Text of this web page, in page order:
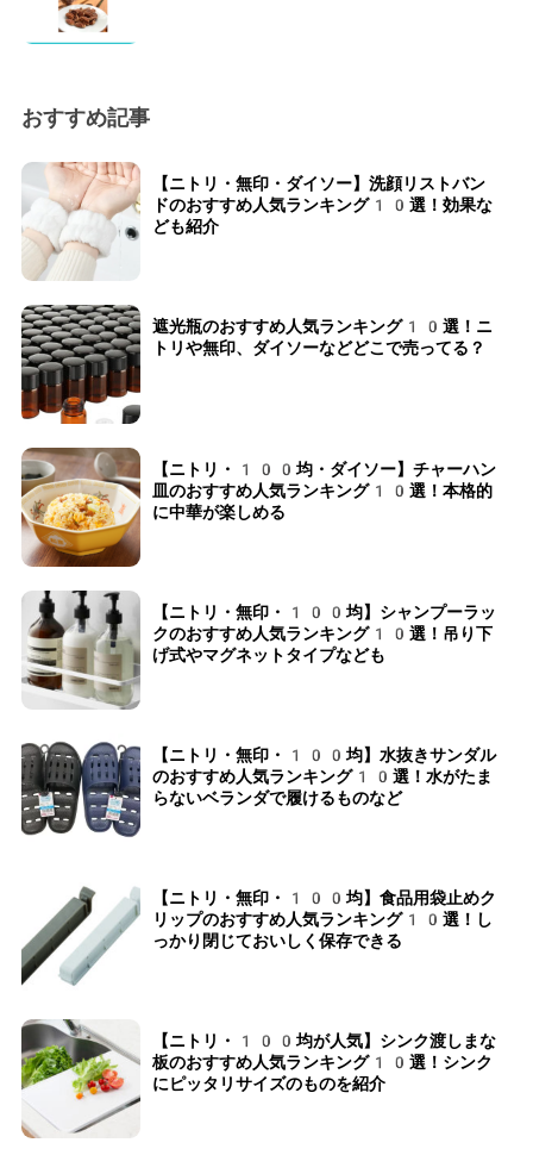
おすすめ記事
【ニトリ・無印・ダイソー】洗顔リストバン
ドのおすすめ人気ランキング10選！効果な
ども紹介
遮光瓶のおすすめ人気ランキング10選！ニ
トリや無印、ダイソーなどどこで売ってる？
【ニトリ・100均・ダイソー】チャーハン
皿のおすすめ人気ランキング10選！本格的
に中華が楽しめる
【ニトリ・無印・100均】シャンプーラッ
クのおすすめ人気ランキング10選！吊り下
げ式やマグネットタイプなども
【ニトリ・無印・100均】水抜きサンダル
のおすすめ人気ランキング10選！水がたま
らないベランダで履けるものなど
【ニトリ・無印・100均】食品用袋止めク
リップのおすすめ人気ランキング10選！し
っかり閉じておいしく保存できる
【ニトリ・100均が人気】シンク渡しまな
板のおすすめ人気ランキング10選！シンク
にピッタリサイズのものを紹介